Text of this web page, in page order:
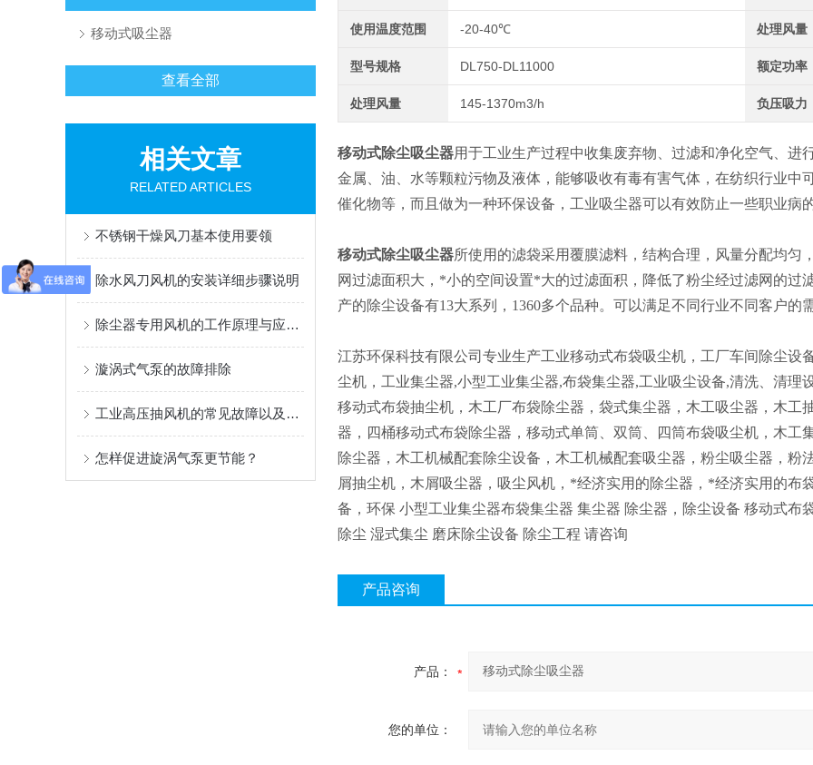
移动式吸尘器
查看全部
相关文章
RELATED ARTICLES
不锈钢干燥风刀基本使用要领
除水风刀风机的安装详细步骤说明
除尘器专用风机的工作原理与应用解析
漩涡式气泵的故障排除
工业高压抽风机的常见故障以及解决方法
怎样促进旋涡气泵更节能？
使用温度范围 -20-40℃ 处理风量
型号规格 DL750-DL11000 额定功率
处理风量 145-1370m3/h 负压吸力
移动式除尘吸尘器用于工业生产过程中收集废弃物、过滤和净化空气、
金属、油、水等颗粒污物及液体，能够吸收有毒有害气体，在纺织行业中
催化物等，而且做为一种环保设备，工业吸尘器可以有效防止一些职业病
移动式除尘吸尘器所使用的滤袋采用覆膜滤料，结构合理，风量分配均匀
网过滤面积大，*小的空间设置*大的过滤面积，降低了粉尘经过滤网的过
产的除尘设备有13大系列，1360多个品种。可以满足不同行业不同客户的
江苏环保科技有限公司专业生产工业移动式布袋吸尘机，工厂车间除尘设
尘机，工业集尘器,小型工业集尘器,布袋集尘器,工业吸尘设备,清洗、清
移动式布袋抽尘机，木工厂布袋除尘器，袋式集尘器，木工吸尘器，木工
器，四桶移动式布袋除尘器，移动式单筒、双筒、四筒布袋吸尘机，木工
除尘器，木工机械配套除尘设备，木工机械配套吸尘器，粉尘吸尘器，
屑抽尘机，木屑吸尘器，吸尘风机，*经济实用的除尘器，*经济实用的布
备，环保 小型工业集尘器布袋集尘器 集尘器 除尘器，除尘设备 移动式
除尘 湿式集尘 磨床除尘设备 除尘工程 请咨询
产品咨询
产品：
您的单位：